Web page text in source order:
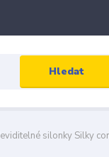
Hledat
silonky Silky